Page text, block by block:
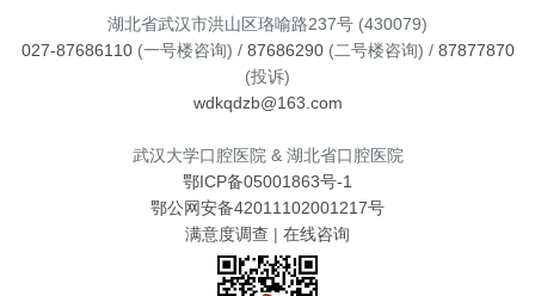
湖北省武汉市洪山区珞喻路237号 (430079)
027-87686110(一号楼咨询) / 87686290(二号楼咨询) / 87877870
(投诉)
wdkqdzb@163.com
武汉大学口腔医院 & 湖北省口腔医院
鄂ICP备05001863号-1
鄂公网安备42011102001217号
满意度调查 | 在线咨询